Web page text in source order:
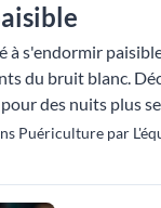
à s'endormir
du bruit blanc.
des nuits plus
Puériculture par